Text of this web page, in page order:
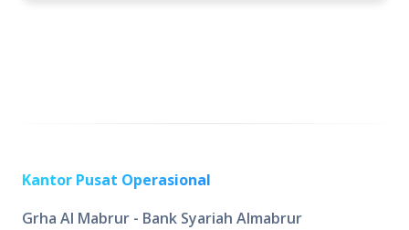
Kantor Pusat Operasional
Grha Al Mabrur - Bank Syariah Almabrur